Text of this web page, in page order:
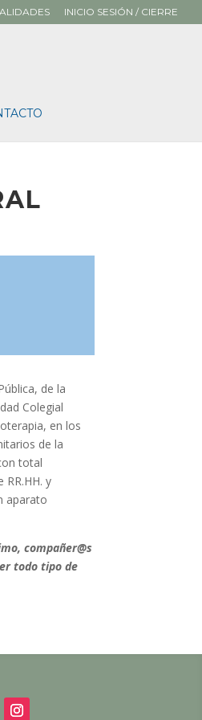
INICIO SESIÓN / CIERRE
de la
Colegial
en los
de la
total
y
aparato
compañer@s
todo tipo de